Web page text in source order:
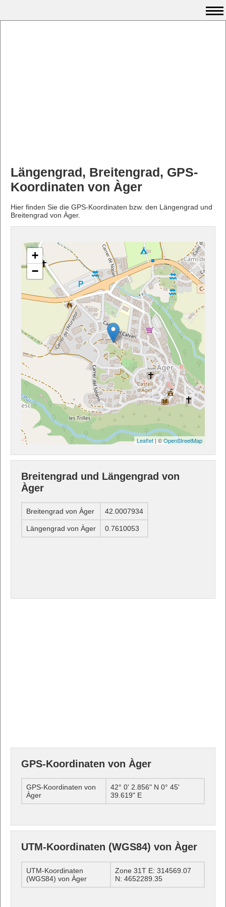
Längengrad, Breitengrad, GPS-
Koordinaten von Àger
Hier finden Sie die GPS-Koordinaten bzw. den Längengrad und
Breitengrad von Àger.
+
−
Leaflet | ©OpenStreetMap
Breitengrad und Längengrad von
Àger
Breitengrad von Àger 42.0007934
Längengrad von Àger 0.7610053
GPS-Koordinaten von Àger
GPS-Koordinaten von
Àger
42° 0' 2.856" N 0° 45'
39.619" E
UTM-Koordinaten (WGS84) von Àger
UTM-Koordinaten
(WGS84) von Àger
Zone 31T E: 314569.07
N: 4652289.35